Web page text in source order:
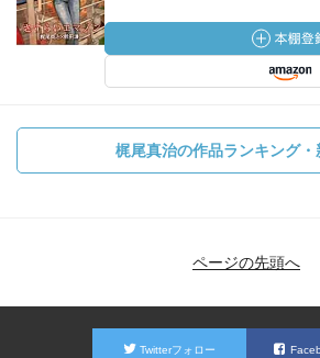
梶尾真治の作品ランキング・
ページの先頭へ
Twitterフォロー